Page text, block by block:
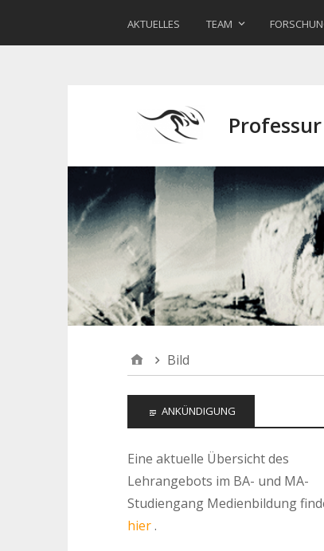
AKTUELLES TEAM
Bild
ANKÜNDIGUNG
Eine aktuelle Übersicht des
Lehrangebots im BA- und MA-
Studiengang Medienbildung
hier.